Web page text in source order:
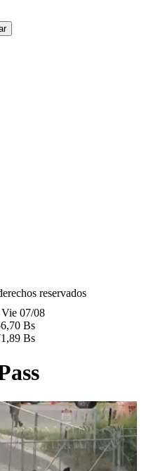
reservados
Vie 07/08
Bs
Bs